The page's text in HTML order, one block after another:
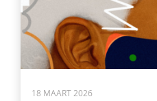
18 MAART 2026